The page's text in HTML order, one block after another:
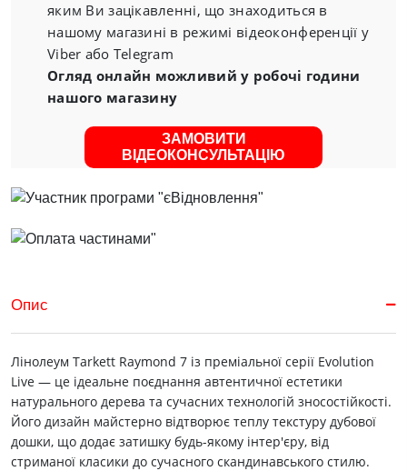
яким Ви зацікавленні, що знаходиться в
нашому магазині в режимі відеоконференції у
Viber або Telegram
Огляд онлайн можливий у робочі години
нашого магазину
ЗАМОВИТИ
ВІДЕОКОНСУЛЬТАЦІЮ
Опис
Лінолеум Tarkett Raymond 7 із преміальної серії Evolution
Live — це ідеальне поєднання автентичної естетики
натурального дерева та сучасних технологій зносостійкості.
Його дизайн майстерно відтворює теплу текстуру дубової
дошки, що додає затишку будь-якому інтер'єру, від
стриманої класики до сучасного скандинавського стилю.